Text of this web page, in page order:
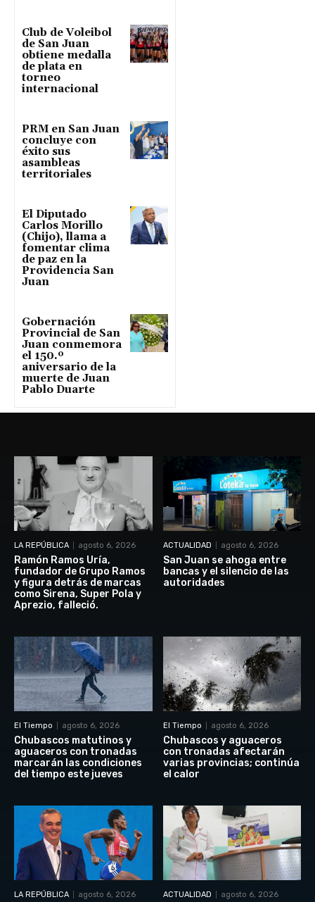
Club de Voleibol
de San Juan
obtiene medalla
de plata en
torneo
internacional
PRM en San Juan
concluye con
éxito sus
asambleas
territoriales
El Diputado
Carlos Morillo
(Chijo), llama a
fomentar clima
de paz en la
Providencia San
Juan
Gobernación
Provincial de San
Juan conmemora
el 150.º
aniversario de la
muerte de Juan
Pablo Duarte
LA REPÚBLICA agosto 6, 2026
Ramón Ramos Uría,
fundador de Grupo Ramos
y figura detrás de marcas
como Sirena, Super Pola y
Aprezio, falleció.
ACTUALIDAD agosto 6, 2026
San Juan se ahoga entre
bancas y el silencio de las
autoridades
El Tiempo agosto 6, 2026
Chubascos matutinos y
aguaceros con tronadas
marcarán las condiciones
del tiempo este jueves
El Tiempo agosto 6, 2026
Chubascos y aguaceros
con tronadas afectarán
varias provincias; continúa
el calor
LA REPÚBLICA agosto 6, 2026 ACTUALIDAD agosto 6, 2026